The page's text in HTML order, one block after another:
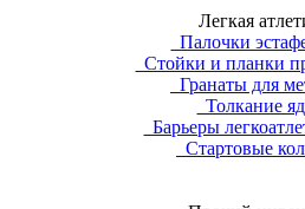
Легкая
Палочки
Стойки и планки
Гранаты для
Толкание
Барьеры
Стартовые